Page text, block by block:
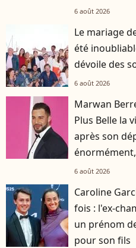
6 août 2026
Le mariage
été
dévoile des
6 août 2026
Marwan
Plus Belle la
après son
6 août 2026
Caroline
fois : l'ex-
un prénom
pour son fils